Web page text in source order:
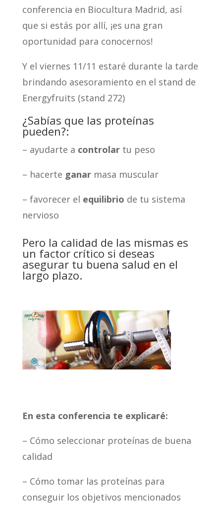
conferencia en Biocultura Madrid, así
que si estás por allí, ¡es una gran
oportunidad para conocernos!
Y el viernes 11/11 estaré durante la tarde
brindando asesoramiento en el stand de
Energyfruits (stand 272)
¿Sabías que las proteínas
pueden?:
– ayudarte a controlartu peso
– hacerte ganarmasa muscular
– favorecer el equilibrio de tu sistema
nervioso
Pero la calidad de las mismas es
un factor crítico si deseas
asegurar tu buena salud en el
largo plazo.
En esta conferencia te explicaré:
– Cómo seleccionar proteínas de buena
calidad
– Cómo tomar las proteínas para
conseguir los objetivos mencionados